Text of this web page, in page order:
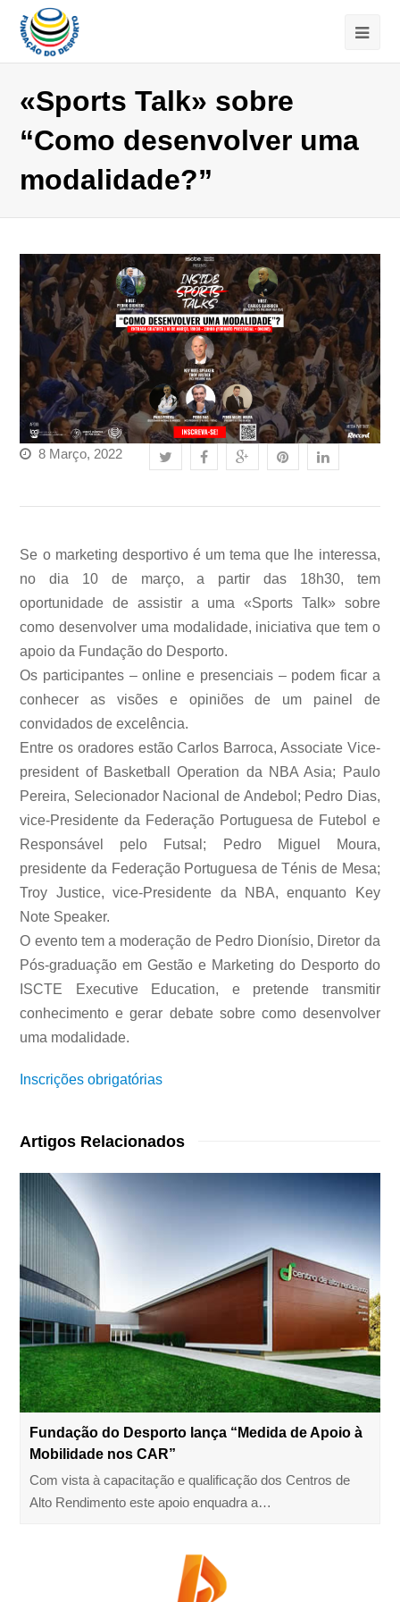
«Sports Talk» sobre
“Como desenvolver uma
modalidade?”
8 Março, 2022
Se o marketing desportivo é um tema que lhe interessa,
no dia 10 de março, a partir das 18h30, tem
oportunidade de assistir a uma «Sports Talk» sobre
como desenvolver uma modalidade, iniciativa que tem o
apoio da Fundação do Desporto.
Os participantes – online e presenciais – podem ficar a
conhecer as visões e opiniões de um painel de
convidados de excelência.
Entre os oradores estão Carlos Barroca, Associate Vice-
president of Basketball Operation da NBA Asia; Paulo
Pereira, Selecionador Nacional de Andebol; Pedro Dias,
vice-Presidente da Federação Portuguesa de Futebol e
Responsável pelo Futsal; Pedro Miguel Moura,
presidente da Federação Portuguesa de Ténis de Mesa;
Troy Justice, vice-Presidente da NBA, enquanto Key
Note Speaker.
O evento tem a moderação de Pedro Dionísio, Diretor da
Pós-graduação em Gestão e Marketing do Desporto do
ISCTE Executive Education, e pretende transmitir
conhecimento e gerar debate sobre como desenvolver
uma modalidade.
Inscrições obrigatórias
Artigos Relacionados
Fundação do Desporto lança “Medida de Apoio à
Mobilidade nos CAR”
Com vista à capacitação e qualificação dos Centros de
Alto Rendimento este apoio enquadra a…